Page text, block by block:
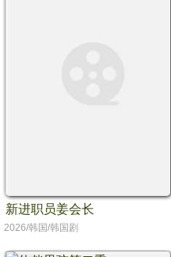
新进职员姜会长
2026/韩国/韩国剧